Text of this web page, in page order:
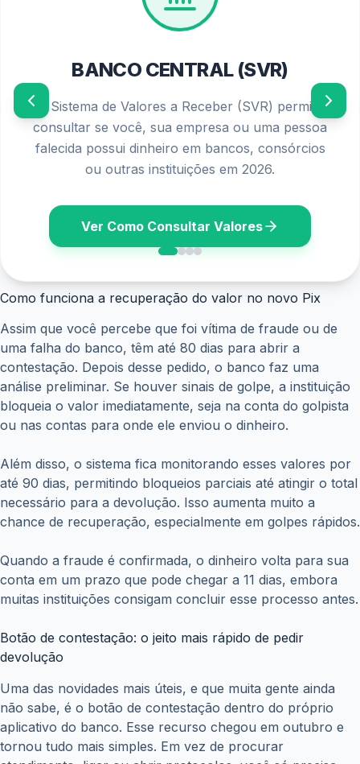
BANCO CENTRAL (SVR)
O Sistema de Valores a Receber (SVR) permite
consultar se você, sua empresa ou uma pessoa
falecida possui dinheiro em bancos, consórcios
ou outras instituições em 2026.
Ver Como Consultar Valores
Como funciona a recuperação do valor no novo Pix
Assim que você percebe que foi vítima de fraude ou de
uma falha do banco, têm até 80 dias para abrir a
contestação. Depois desse pedido, o banco faz uma
análise preliminar. Se houver sinais de golpe, a instituição
bloqueia o valor imediatamente, seja na conta do golpista
ou nas contas para onde ele enviou o dinheiro.
Além disso, o sistema fica monitorando esses valores por
até 90 dias, permitindo bloqueios parciais até atingir o total
necessário para a devolução. Isso aumenta muito a
chance de recuperação, especialmente em golpes rápidos.
Quando a fraude é confirmada, o dinheiro volta para sua
conta em um prazo que pode chegar a 11 dias, embora
muitas instituições consigam concluir esse processo antes.
Botão de contestação: o jeito mais rápido de pedir
devolução
Uma das novidades mais úteis, e que muita gente ainda
não sabe, é o botão de contestação dentro do próprio
aplicativo do banco. Esse recurso chegou em outubro e
tornou tudo mais simples. Em vez de procurar